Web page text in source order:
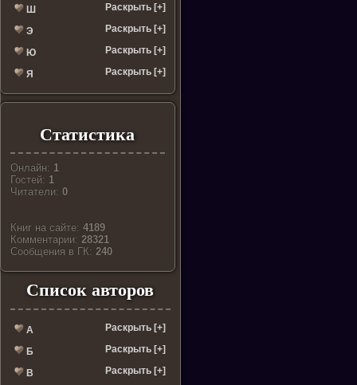
Ш Раскрыть [+]
Э Раскрыть [+]
Ю Раскрыть [+]
Я Раскрыть [+]
Статистика
Онлайн: 1
Гостей: 1
Читатели:0
Книг на сайте:4189
Комментарии:28321
Cообщения в ГК:240
Список авторов
А Раскрыть [+]
Б Раскрыть [+]
В Раскрыть [+]